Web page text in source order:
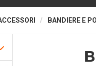
BANDIERE E